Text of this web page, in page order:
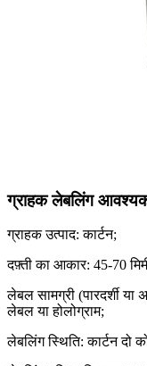
ग्राहक लेबलिंग
ग्राहक उत्पाद: कार्टन;
दफ़्ती का आकार: 45-70
लेबल सामग्री (पारदर्शी
लेबल या होलोग्राम;
लेबलिंग स्थिति: कार्टन दो